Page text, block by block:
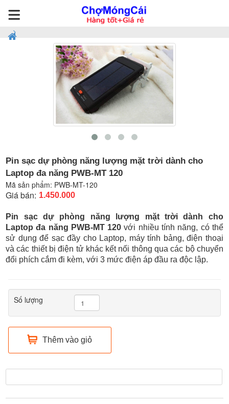
Pin sạc dự phòng năng lượng mặt trời dành cho
Laptop đa năng PWB-MT 120
Mã sản phẩm: PWB-MT-120
Giá bán: 1.450.000
Pin sạc dự phòng năng lượng mặt trời dành cho
Laptop đa năng PWB-MT 120 với nhiều tính năng, có thể
sử dụng để sạc đầy cho Laptop, máy tính bảng, điện thoại
và các thiết bị điện tử khác kết nối thông qua các bộ chuyển
đổi phích cắm đi kèm, với 3 mức điện áp đầu ra độc lập.
Số lượng
Thêm vào giỏ